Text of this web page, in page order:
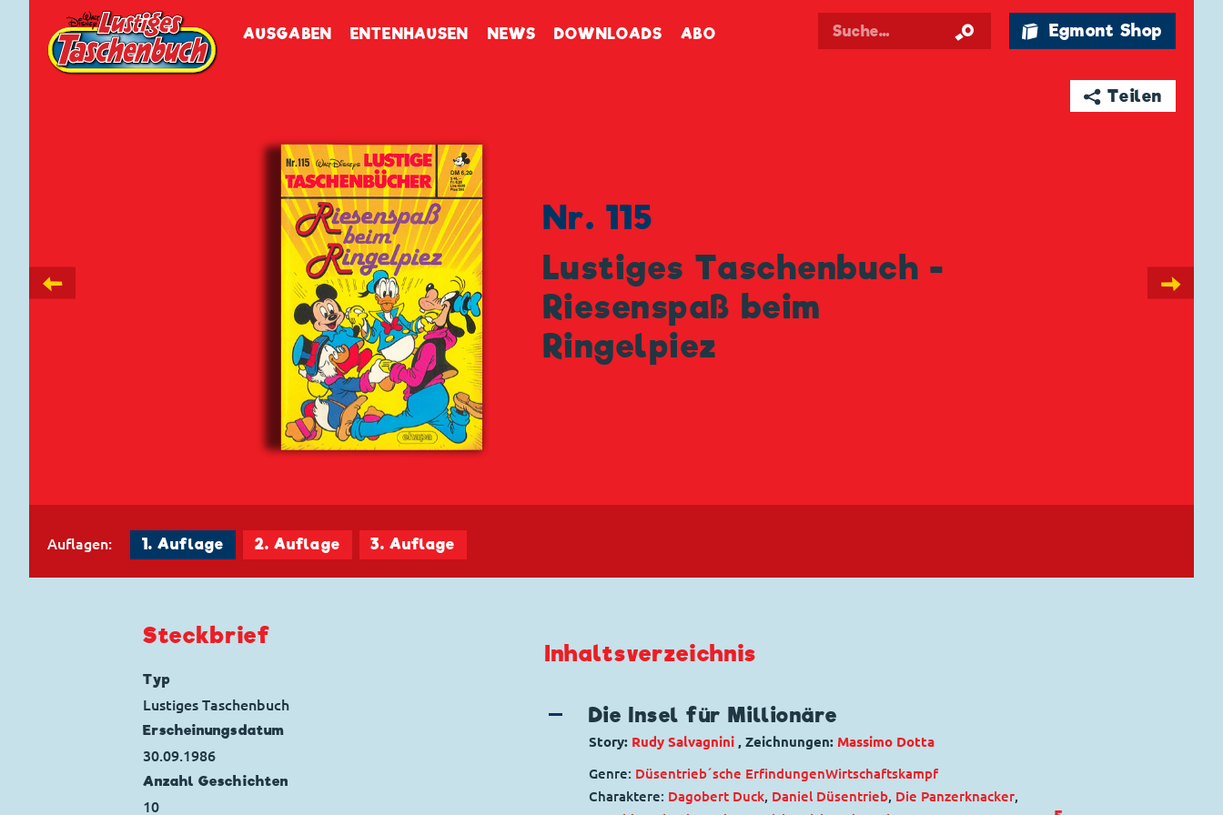
AUSGABEN ENTENHAUSEN NEWS DOWNLOADS ABO 🛍 Egmont Shop
➦ Teilen
←
Nr. 115
Lustiges Taschenbuch -
Riesenspaß beim
Ringelpiez
→
Auflagen: 1. Auflage 2. Auflage 3. Auflage
Inhaltsverzeichnis
Die Insel für Millionäre
Story: Rudy Salvagnini, Zeichnungen: Massimo Dotta
Genre: Düsentrieb´sche ErfindungenWirtschaftskampf
Charaktere: Dagobert Duck, Daniel Düsentrieb, Die Panzerknacker,
Steckbrief
Typ
Lustiges Taschenbuch
Erscheinungs­datum
30.09.1986
Anzahl Geschichten
10